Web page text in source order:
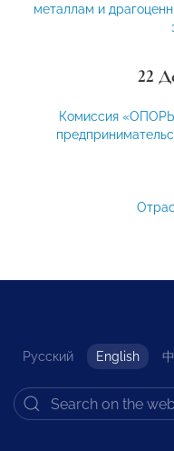
металлам и
22
Комиссия
Русский English